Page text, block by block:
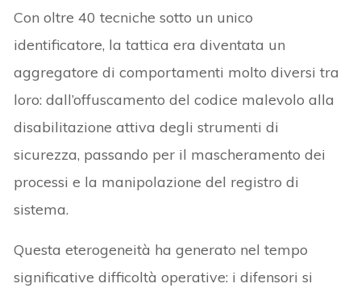
Con oltre 40 tecniche sotto un unico
identificatore, la tattica era diventata un
aggregatore di comportamenti molto diversi tra
loro: dall’offuscamento del codice malevolo alla
disabilitazione attiva degli strumenti di
sicurezza, passando per il mascheramento dei
processi e la manipolazione del registro di
sistema.
Questa eterogeneità ha generato nel tempo
significative difficoltà operative: i difensori si